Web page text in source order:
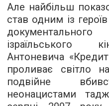
Але найбільш
став одним із
документального
ізраїльського
Антоневича
проливає світло
подвійне
неонацистами